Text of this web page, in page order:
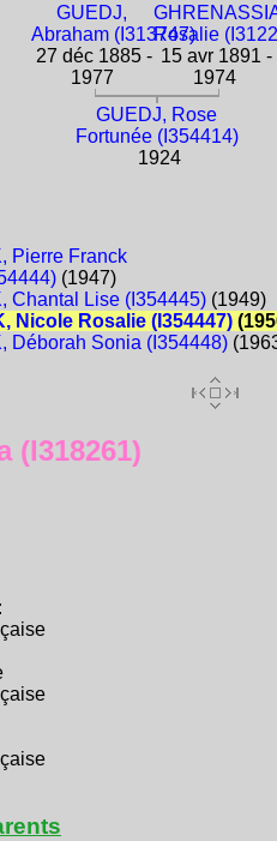
GUEDJ,
Abraham (I313747)
27 déc 1885 -
1977
Rosalie
15 avr 1891 -
1974
GUEDJ, Rose
Fortunée (I354414)
1924
Pierre Franck
(1947)
Chantal Lise (I354445)(1949)
Nicole Rosalie (I354447)
Déborah Sonia (I354448)
(I318261)